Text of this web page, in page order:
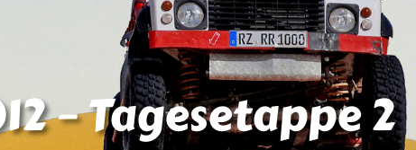
– Tagesetappe 2